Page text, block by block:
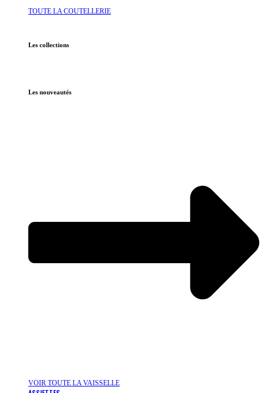
TOUTE LA COUTELLERIE
Les collections
Les nouveautés
VOIR TOUTE LA VAISSELLE